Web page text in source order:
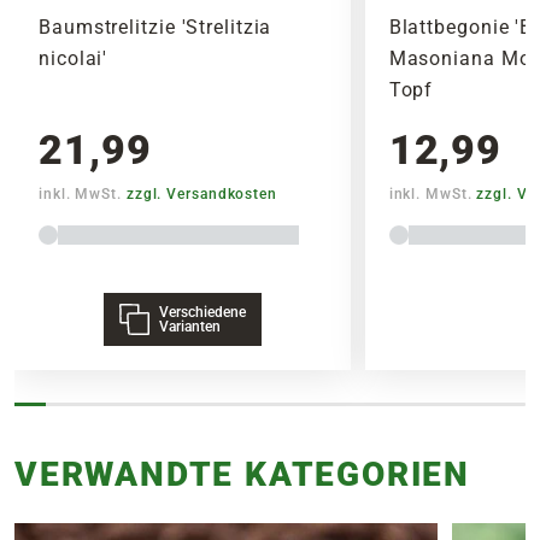
Umtopfen
Am besten wird der Geweihfarn alle zwei Jahre
Jungpflanzen verkürzt sich die Zeit, da die
Pflanze in den ersten Jahren sehr schnell
wächst. Danach verlangsamt sich das
Wachstum deutlich.
Lieferumfang
ohne Übertopf
Baumstrelitzie 'Strelitzia
nicolai'
21,99
inkl. MwSt. zzgl. Versandkosten
Verschiedene
Varianten
Blattbegonie
Masoniana
Topf
12,99
inkl. MwSt.zzgl.
VERWANDTE KATEGORIEN